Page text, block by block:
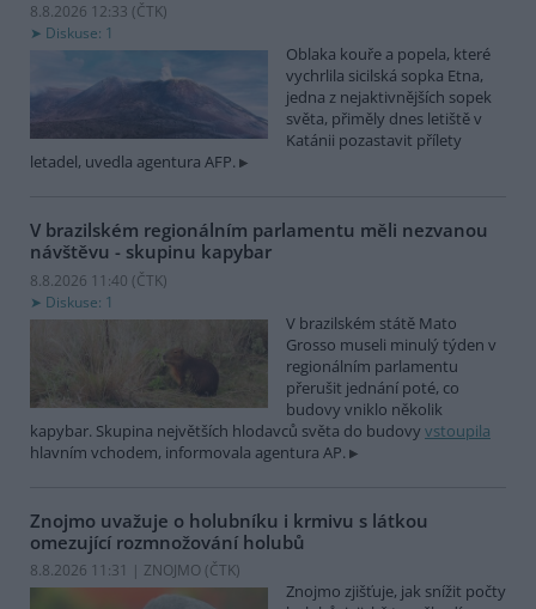
8.8.2026 12:33 (ČTK)
Diskuse: 1
Oblaka kouře a popela, které
vychrlila sicilská sopka Etna,
jedna z nejaktivnějších sopek
světa, přiměly dnes letiště v
Katánii pozastavit přílety
letadel, uvedla agentura AFP.
V brazilském regionálním parlamentu měli nezvanou
návštěvu - skupinu kapybar
8.8.2026 11:40 (ČTK)
Diskuse: 1
V brazilském státě Mato
Grosso museli minulý týden v
regionálním parlamentu
přerušit jednání poté, co
budovy vniklo několik
kapybar. Skupina největších hlodavců světa do budovy vstoupila
hlavním vchodem, informovala agentura AP.
Znojmo uvažuje o holubníku i krmivu s látkou
omezující rozmnožování holubů
8.8.2026 11:31 | ZNOJMO (ČTK)
Znojmo zjišťuje, jak snížit počty